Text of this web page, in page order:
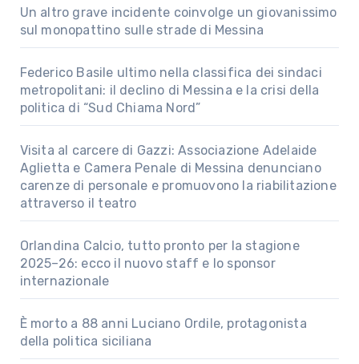
Un altro grave incidente coinvolge un giovanissimo
sul monopattino sulle strade di Messina
Federico Basile ultimo nella classifica dei sindaci
metropolitani: il declino di Messina e la crisi della
politica di “Sud Chiama Nord”
Visita al carcere di Gazzi: Associazione Adelaide
Aglietta e Camera Penale di Messina denunciano
carenze di personale e promuovono la riabilitazione
attraverso il teatro
Orlandina Calcio, tutto pronto per la stagione
2025–26: ecco il nuovo staff e lo sponsor
internazionale
È morto a 88 anni Luciano Ordile, protagonista
della politica siciliana